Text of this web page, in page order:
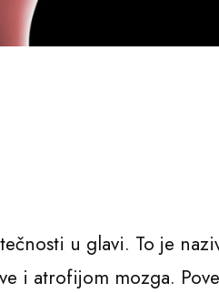
u glavi. To je
i atrofijom mozga.